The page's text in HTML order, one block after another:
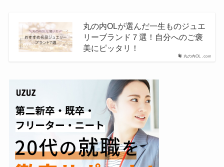
丸の内OL .com
丸の内OLが選んだ一生ものジュエ
リーブランド７選！自分へのご褒
美にピッタリ！